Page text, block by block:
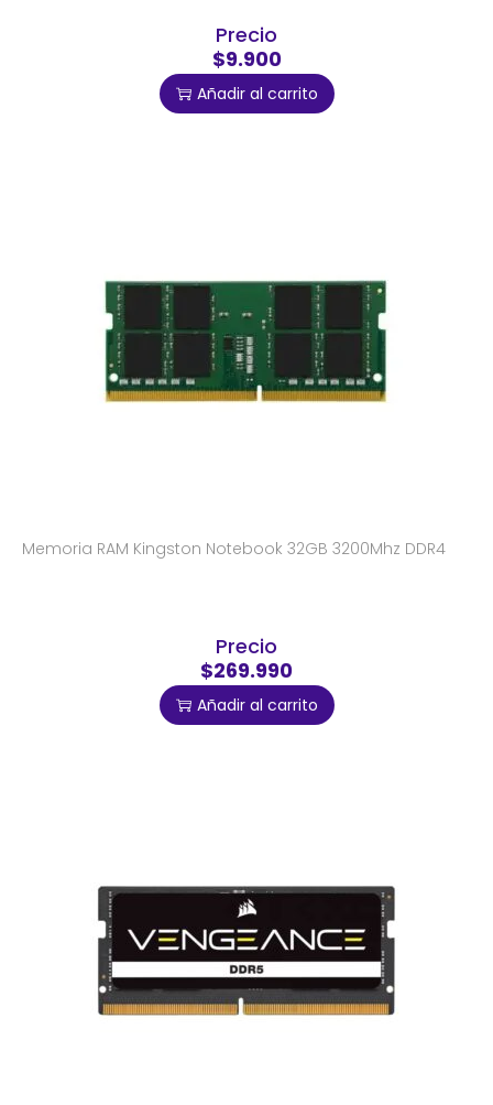
Precio
$9.900
Añadir al carrito
Memoria RAM Kingston Notebook 32GB 3200Mhz DDR4
Precio
$269.990
Añadir al carrito